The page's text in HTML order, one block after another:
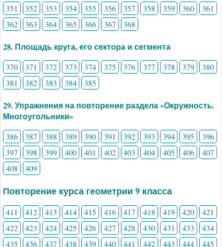
351 352 353 354 355 356 357 358 359 360
361
362
363 364 365 366 367 368
28. Площадь круга, его сектора и сегмента
370 371 372 373 374 375 376 377 378 379
380
381
382 383 384 385
29. Упражнения на повторение раздела «Окружность.
Многоугольники»
386 387 388 389 390 391 392 393 394 395
396
397
398 399 400 401 402 403 404 405 406
407
408
409
Повторение курса геометрии 9 класса
411 412 413 414 415 416 417 418 419 420
421
422
423 424 425 426 427 428 430 431 433
434
435
436 437 438 439 440 441 442 443 444 445